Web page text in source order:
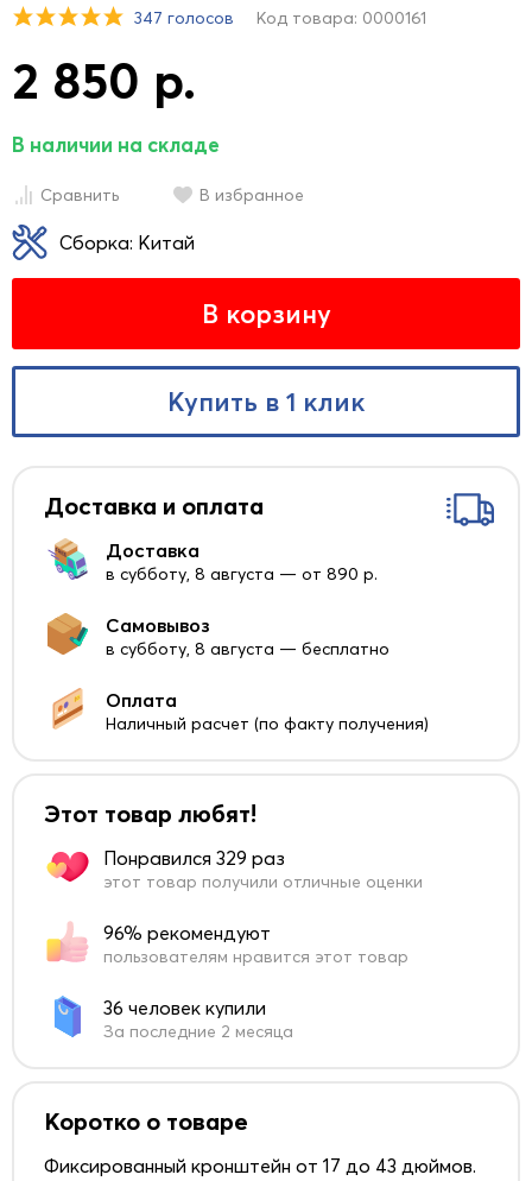
347 голосов Код товара: 0000161
2 850 р.
В наличии на складе
Сравнить В избранное
Сборка: Китай
В корзину
Купить в 1 клик
Доставка и оплата
Доставка
в субботу, 8 августа — от 890 р.
Самовывоз
в субботу, 8 августа — бесплатно
Оплата
Наличный расчет (по факту получения)
Этот товар любят!
Понравился 329 раз
этот товар получили отличные оценки
96% рекомендуют
пользователям нравится этот товар
36 человек купили
За последние 2 месяца
Коротко о товаре
Фиксированный кронштейн от 17 до 43 дюймов.